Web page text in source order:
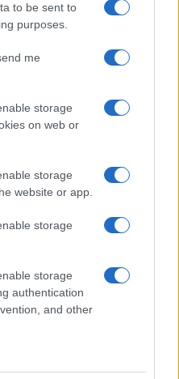
to be sent to
purposes.
me
storage
on web or
storage
website or app.
storage
storage
authentication
and other